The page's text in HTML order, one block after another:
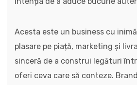
Acesta este un business cu
plasare pe piață, marketing și
sinceră de a construi legături
oferi ceva care să conteze.